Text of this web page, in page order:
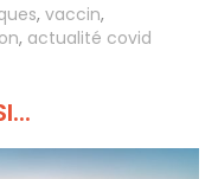
, vaccin,
, actualité covid